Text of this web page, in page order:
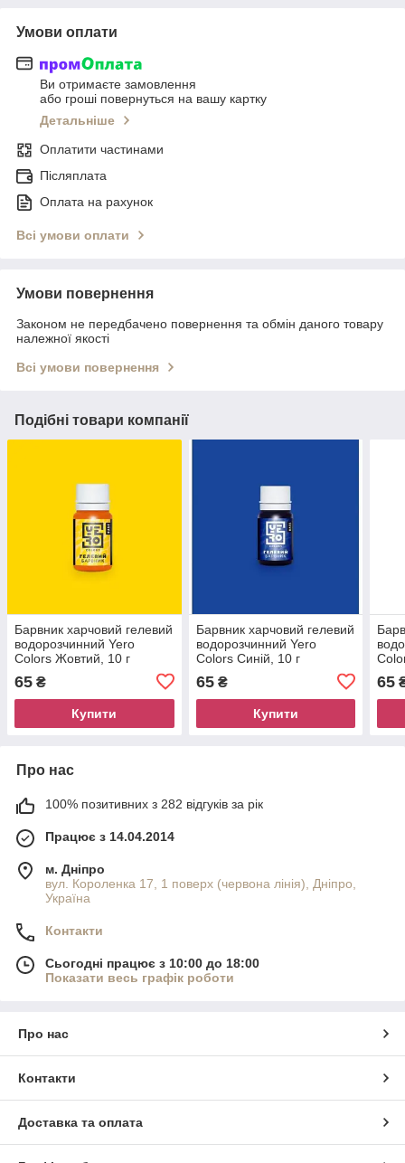
Умови оплати
Ви отримаєте замовлення
або гроші повернуться на вашу картку
Детальніше
Оплатити частинами
Післяплата
Оплата на рахунок
Всі умови оплати
Умови повернення
Законом не передбачено повернення та обмін даного товару
належної якості
Всі умови повернення
Подібні товари компанії
Барвник харчовий гелевий
водорозчинний Yero
Colors Жовтий, 10 г
65 ₴
Купити
Барвник харчовий гелевий
водорозчинний Yero
Colors Синій, 10 г
65₴
Купити
65
Про нас
100% позитивних з 282 відгуків за рік
Працює з 14.04.2014
м. Дніпро
вул. Короленка 17, 1 поверх (червона лінія), Дніпро,
Україна
Контакти
Сьогодні працює з 10:00 до 18:00
Показати весь графік роботи
Про нас
Контакти
Доставка та оплата